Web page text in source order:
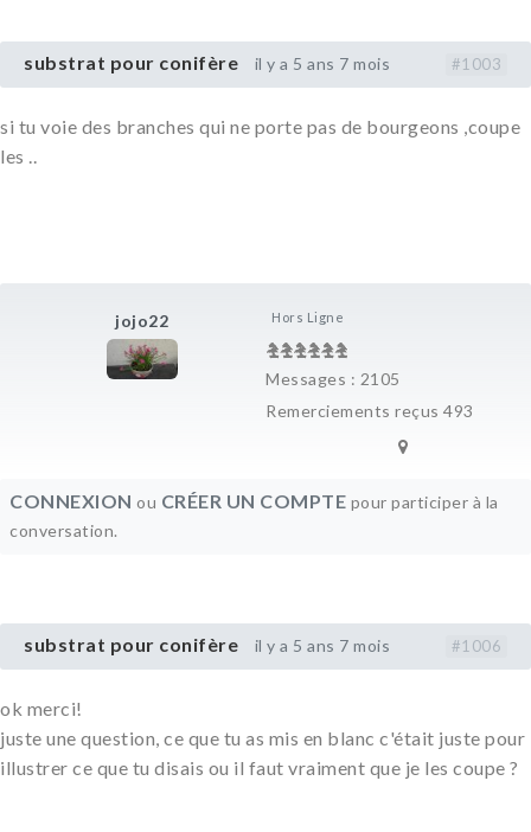
substrat pour conifère il y a 5 ans 7 mois #1003
jojo22 Hors Ligne
Messages : 2105
Remerciements reçus 493
si tu voie des branches qui ne porte pas de bourgeons ,coupe
les ..
CONNEXION ou CRÉER UN COMPTE pour participer à la
conversation.
substrat pour conifère il y a 5 ans 7 mois #1006
ok merci!
juste une question, ce que tu as mis en blanc c'était juste pour
illustrer ce que tu disais ou il faut vraiment que je les coupe ?